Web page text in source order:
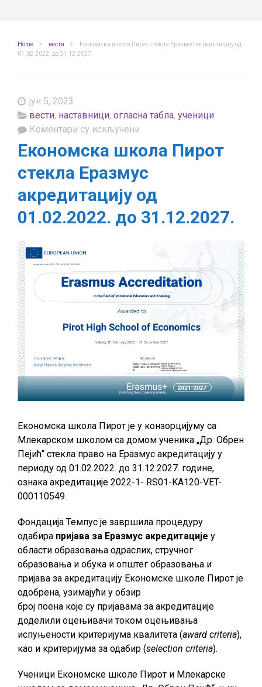
Home вести
Економска школа Пирот стекла Еразмус акредитацију од
01.02.2022. до 31.12.2027.
јун 5, 2023
вести, наставници, огласна табла, ученици
Коментари су искључени
Економска
школа
Пирот
Еразмус
акредитацију
од
31.12.2027.
Економска школа Пирот
стекла Еразмус
акредитацију од
01.02.2022. до 31.12.2027.
Економска школа Пирот je у конзорцијуму са
Млекарском школом са домом ученика „Др. Обрен
Пејић“ стекла право на Еразмус акредитацију у
периоду од 01.02.2022. до 31.12.2027. године,
ознака акредитације 2022-1- RS01-KA120-VET-
000110549.
Фондација Темпус је завршила процедуру
одабира пријава за Еразмус акредитације у
области образовања одраслих, стручног
образовања и обука и општег образовања и
пријава за акредитацију Економске школе Пирот је
одобрена, узимајући у обзир
број поена које су пријавама за акредитације
доделили оцењивачи током оцењивања
испуњености критеријума квалитета (award criteria),
као и критеријума за одабир (selection criteria).
Ученици Економске школе Пирот и Млекарске